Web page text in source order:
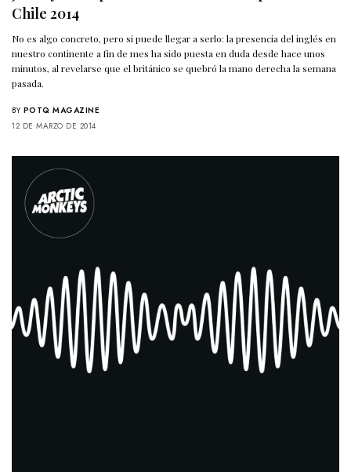
Chile 2014
No es algo concreto, pero si puede llegar a serlo: la presencia del inglés en
nuestro continente a fin de mes ha sido puesta en duda desde hace unos
minutos, al revelarse que el británico se quebró la mano derecha la semana
pasada.
BY POTQ MAGAZINE
12 DE MARZO DE 2014